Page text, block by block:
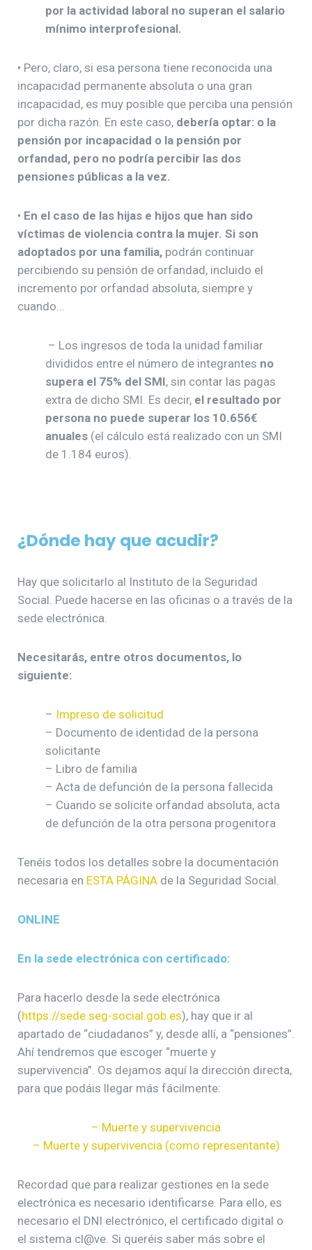
por la actividad laboral no superan el salario
mínimo interprofesional.
• Pero, claro, si esa persona tiene reconocida una
incapacidad permanente absoluta o una gran
incapacidad, es muy posible que perciba una pensión
por dicha razón. En este caso, debería optar: o la
pensión por incapacidad o la pensión por
orfandad, pero no podría percibir las dos
pensiones públicas a la vez.
• En el caso de las hijas e hijos que han sido
víctimas de violencia contra la mujer. Si son
adoptados por una familia, podrán continuar
percibiendo su pensión de orfandad, incluido el
incremento por orfandad absoluta, siempre y
cuando…
– Los ingresos de toda la unidad familiar
divididos entre el número de integrantes no
supera el 75% del SMI, sin contar las pagas
extra de dicho SMI. Es decir, el resultado por
persona no puede superar los 10.656€
anuales (el cálculo está realizado con un SMI
de 1.184 euros).
¿Dónde hay que acudir?
Hay que solicitarlo al Instituto de la Seguridad
Social. Puede hacerse en las oficinas o a través de la
sede electrónica.
Necesitarás, entre otros documentos, lo
siguiente:
– Impreso de solicitud
– Documento de identidad de la persona
solicitante
– Libro de familia
– Acta de defunción de la persona fallecida
– Cuando se solicite orfandad absoluta, acta
de defunción de la otra persona progenitora
Tenéis todos los detalles sobre la documentación
necesaria en ESTA PÁGINA de la Seguridad Social.
ONLINE
En la sede electrónica con certificado:
Para hacerlo desde la sede electrónica
(https://sede.seg-social.gob.es), hay que ir al
apartado de “ciudadanos” y, desde allí, a “pensiones”.
Ahí tendremos que escoger “muerte y
supervivencia”. Os dejamos aquí la dirección directa,
para que podáis llegar más fácilmente:
– Muerte y supervivencia
– Muerte y supervivencia (como representante)
Recordad que para realizar gestiones en la sede
electrónica es necesario identificarse. Para ello, es
necesario el DNI electrónico, el certificado digital o
el sistema cl@ve. Si queréis saber más sobre el